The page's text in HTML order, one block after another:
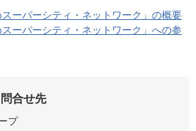
スーパーシティ・ネットワーク」の概要
スーパーシティ・ネットワーク」への参
合せ先
プ